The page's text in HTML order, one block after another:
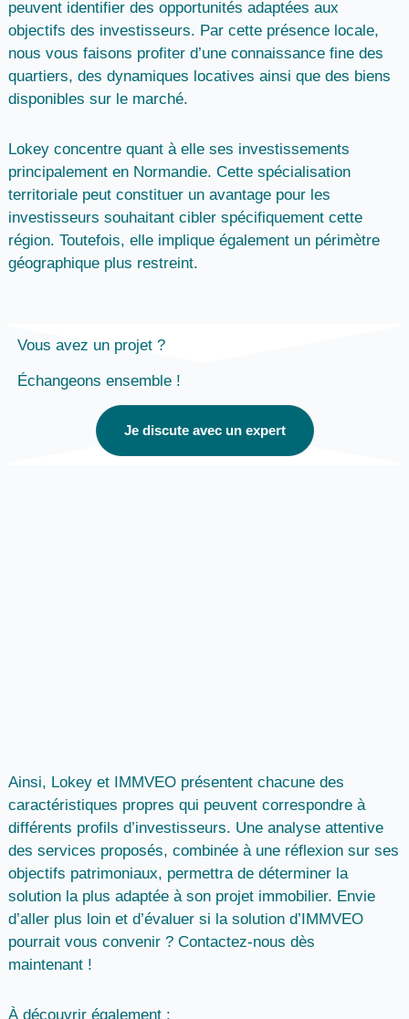
peuvent identifier des opportunités adaptées aux
objectifs des investisseurs. Par cette présence locale,
nous vous faisons profiter d’uneconnaissance fine des
quartiers, des dynamiques locatives ainsi que des biens
disponibles sur le marché.
Lokey concentre quant à elle ses investissements
principalement en Normandie. Cette spécialisation
territoriale peut constituer un avantage pour les
investisseurs souhaitant cibler spécifiquement cette
région. Toutefois, elle implique également un périmètre
géographique plus restreint.
Vous avez un projet ?
Échangeons ensemble !
Je discute avec un expert
Ainsi, Lokey et IMMVEO présentent chacune des
caractéristiques propres qui peuvent correspondre à
différents profils d’investisseurs. Une analyse attentive
des services proposés, combinée à une réflexion sur ses
objectifs patrimoniaux, permettra de déterminer la
solution la plus adaptée à son projet immobilier. Envie
d’aller plus loin et d’évaluer si la solution d’IMMVEO
pourrait vous convenir ? Contactez-nous dès
maintenant !
À découvrir également :